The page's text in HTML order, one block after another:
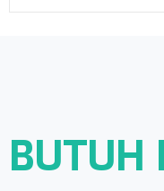
BUTUH